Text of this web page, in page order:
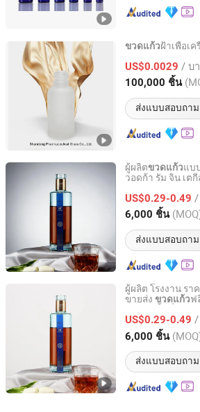
ขวดแก้วฝ้าเพื่อเค
US$0.0029 / บ
100,000 ชิ้น
ส่งแบบสอบถาม
Shandong Pharmaceutical Glass Co.,
Shandong, China อัตราจา
ผู้ผลิตขวดแก้วแบ
วอดก้า รัม จิน เต
Captain Gordon
US$0.29-0.49 /
6,000 ชิ้น
ส่งแบบสอบถาม
Shandong Ruisheng Import and Export
Shandong, China อัตราจา
ผู้ผลิต โรงงาน ร
ขายส่ง ขวดแก้วฟ
US$0.29-0.49 /
6,000 ชิ้น
ส่งแบบสอบถาม
Shandong Ruisheng Import and
Shandong, China อัตราจา